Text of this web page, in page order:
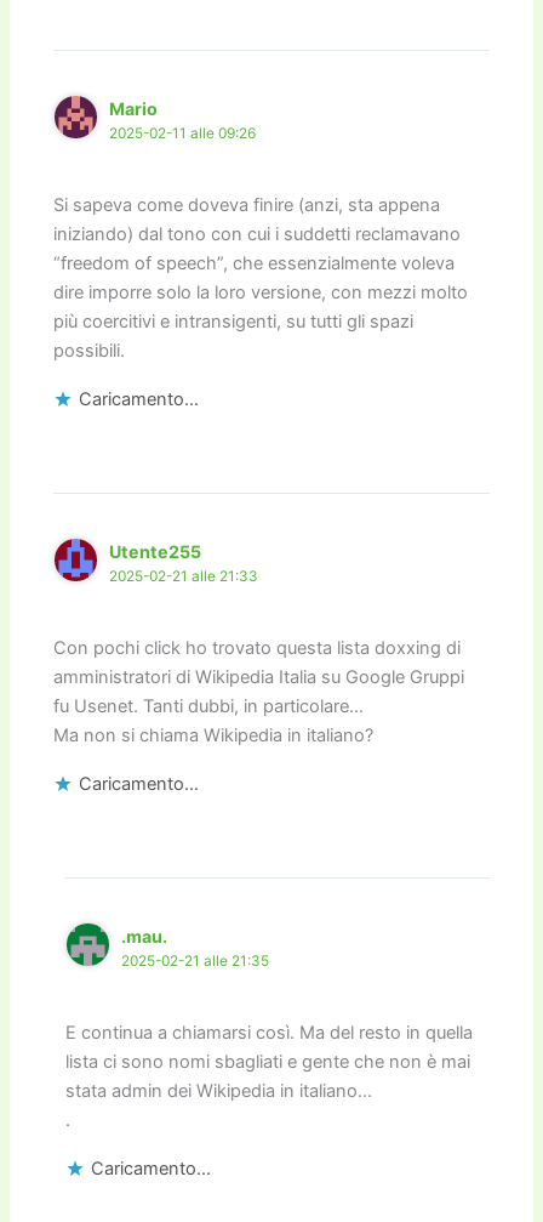
Mario
2025-02-11 alle 09:26
Si sapeva come doveva finire (anzi, sta appena
iniziando) dal tono con cui i suddetti reclamavano
“freedom of speech”, che essenzialmente voleva
dire imporre solo la loro versione, con mezzi molto
più coercitivi e intransigenti, su tutti gli spazi
possibili.
Caricamento...
Utente255
2025-02-21 alle 21:33
Con pochi click ho trovato questa lista doxxing di
amministratori di Wikipedia Italia su Google Gruppi
fu Usenet. Tanti dubbi, in particolare…
Ma non si chiama Wikipedia in italiano?
Caricamento...
.mau.
2025-02-21 alle 21:35
E continua a chiamarsi così. Ma del resto in quella
lista ci sono nomi sbagliati e gente che non è mai
stata admin dei Wikipedia in italiano…
.
Caricamento...